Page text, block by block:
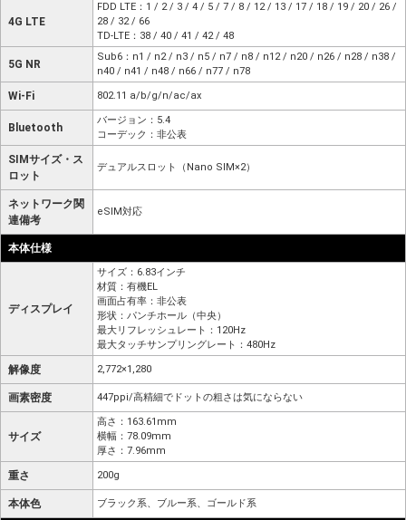
4G LTE
FDD LTE：1 / 2 / 3 / 4 / 5 / 7 / 8 / 12 / 13 / 17 / 18 / 19 / 20 / 26 /
28 / 32 / 66
TD-LTE：38 / 40 / 41 / 42 / 48
5G NR
Sub6：n1 / n2 / n3 / n5 / n7 / n8 / n12 / n20 / n26 / n28 / n38 /
n40 / n41 / n48 / n66 / n77 / n78
Wi-Fi 802.11 a/b/g/n/ac/ax
Bluetooth
バージョン：5.4
コーデック：非公表
SIMサイズ・ス
ロット
デュアルスロット（Nano SIM×2）
ネットワーク関
連備考
eSIM対応
本体仕様
ディスプレイ
サイズ：6.83インチ
材質：有機EL
画面占有率：非公表
形状：パンチホール（中央）
最大リフレッシュレート：120Hz
最大タッチサンプリングレート：480Hz
解像度 2,772×1,280
画素密度 447ppi/高精細でドットの粗さは気にならない
サイズ
高さ：163.61mm
横幅：78.09mm
厚さ：7.96mm
重さ 200g
本体色 ブラック系、ブルー系、ゴールド系